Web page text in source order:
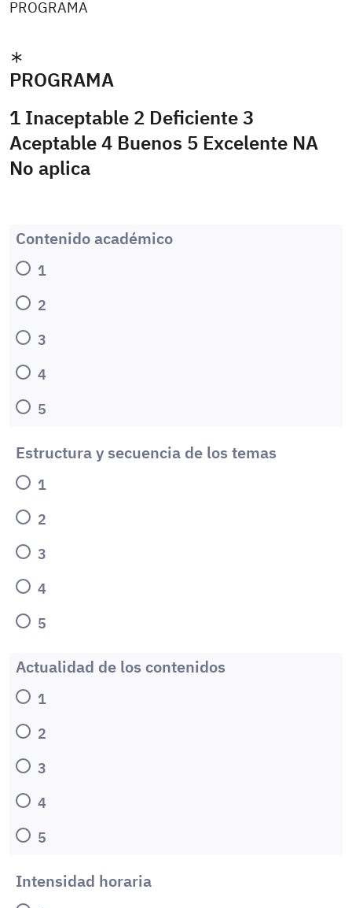
PROGRAMA
PROGRAMA
1 Inaceptable 2 Deficiente 3
Aceptable 4 Buenos 5 Excelente NA
No aplica
Contenido académico
1
2
3
4
5
Estructura y secuencia de los temas
1
2
3
4
5
Actualidad de los contenidos
1
2
3
4
5
Intensidad horaria